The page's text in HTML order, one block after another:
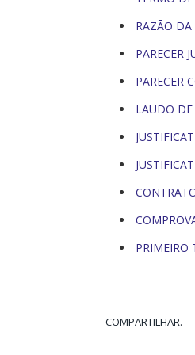
RAZÃO DA
PARECER
PARECER
LAUDO
PRIMEIRO
COMPARTILHAR.